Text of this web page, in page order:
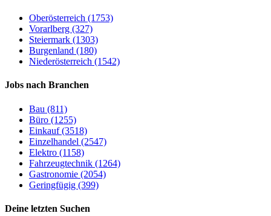
Oberösterreich (1753)
Vorarlberg (327)
Steiermark (1303)
Burgenland (180)
Niederösterreich (1542)
Jobs nach Branchen
Bau (811)
Büro (1255)
Einkauf (3518)
Einzelhandel (2547)
Elektro (1158)
Fahrzeugtechnik (1264)
Gastronomie (2054)
Geringfügig (399)
Deine letzten Suchen